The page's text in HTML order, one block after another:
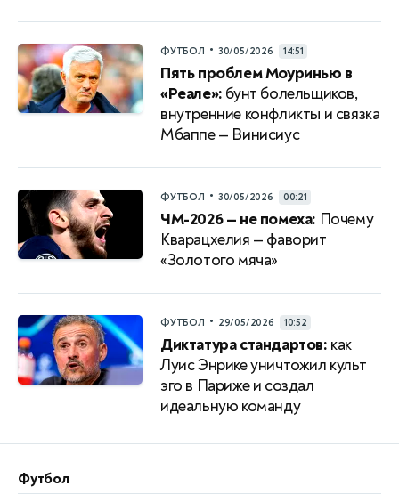
ФУТБОЛ • 30/05/2026 14:51
Пять проблем Моуринью в
«Реале»: бунт болельщиков,
внутренние конфликты и связка
Мбаппе — Винисиус
ФУТБОЛ • 30/05/2026 00:21
ЧМ-2026 — не помеха: Почему
Кварацхелия — фаворит
«Золотого мяча»
ФУТБОЛ • 29/05/2026 10:52
Диктатура стандартов: как
Луис Энрике уничтожил культ
эго в Париже и создал
идеальную команду
Футбол